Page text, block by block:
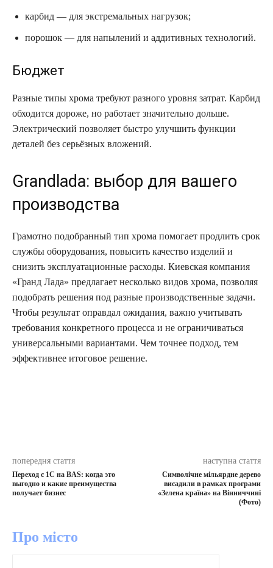
карбид — для экстремальных нагрузок;
порошок — для напылений и аддитивных технологий.
Бюджет
Разные типы хрома требуют разного уровня затрат. Карбид
обходится дороже, но работает значительно дольше.
Электрический позволяет быстро улучшить функции
деталей без серьёзных вложений.
Grandlada: выбор для вашего
производства
Грамотно подобранный тип хрома помогает продлить срок
службы оборудования, повысить качество изделий и
снизить эксплуатационные расходы. Киевская компания
«Гранд Лада» предлагает несколько видов хрома, позволяя
подобрать решения под разные производственные задачи.
Чтобы результат оправдал ожидания, важно учитывать
требования конкретного процесса и не ограничиваться
универсальными вариантами. Чем точнее подход, тем
эффективнее итоговое решение.
попередня стаття
Переход с 1С на BAS: когда это
выгодно и какие преимущества
получает бизнес
наступна стаття
Символічне мільярдне дерево
висадили в рамках програми
«Зелена країна» на Вінниччині
(Фото)
Про місто